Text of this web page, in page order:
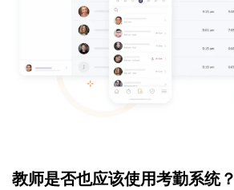
教师是否也应该使用考勤系统？